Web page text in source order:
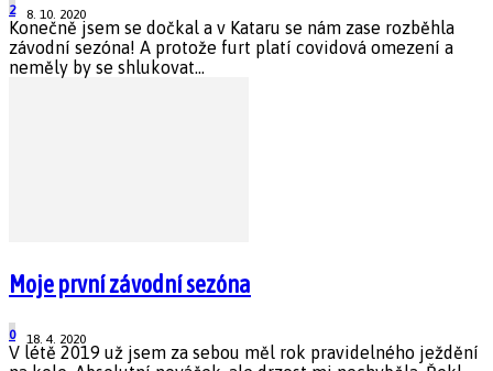
8. 10. 2020
2
Konečně jsem se dočkal a v Kataru se nám zase rozběhla
závodní sezóna! A protože furt platí covidová omezení a
neměly by se shlukovat...
Moje první závodní sezóna
18. 4. 2020
0
V létě 2019 už jsem za sebou měl rok pravidelného ježdění